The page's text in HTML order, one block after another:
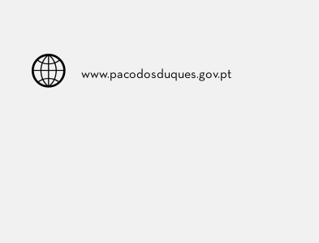
www.pacodosduques.gov.pt